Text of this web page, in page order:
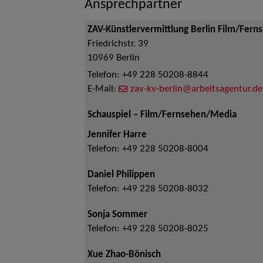
Ansprechpartner
ZAV-Künstlervermittlung Berlin Film/
Friedrichstr. 39
10969 Berlin
Telefon: +49 228 50208-8844
E-Mail:
zav-kv-berlin@arbeitsagentur.de
Schauspiel – Film/Fernsehen/Media
Jennifer Harre
Telefon: +49 228 50208-8004
Daniel Philippen
Telefon: +49 228 50208-8032
Sonja Sommer
Telefon: +49 228 50208-8025
Xue Zhao-Bönisch